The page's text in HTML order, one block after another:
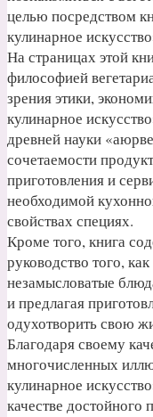
целью посредством
кулинарное
На страницах этой
философией
зрения этики,
кулинарное
древней науки
сочетаемости
приготовления и
необходимой
свойствах специях.
Кроме того, книга
руководство того,
незамысловатые
и предлагая
одухотворить свою
Благодаря своему
многочисленных
кулинарное
качестве достойного